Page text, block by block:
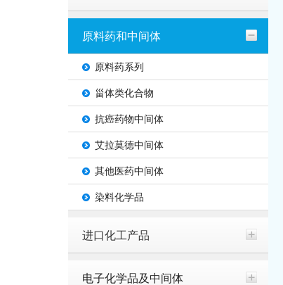
原料药和中间体
原料药系列
甾体类化合物
抗癌药物中间体
艾拉莫德中间体
其他医药中间体
染料化学品
进口化工产品
电子化学品及中间体